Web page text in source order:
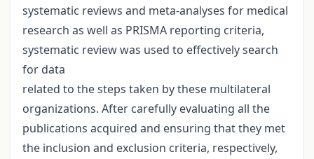
systematic reviews and meta-analyses for medical
research as well as PRISMA reporting criteria,
systematic review was used to effectively search
for data
related to the steps taken by these multilateral
organizations. After carefully evaluating all the
publications acquired and ensuring that they met
the inclusion and exclusion criteria, respectively,